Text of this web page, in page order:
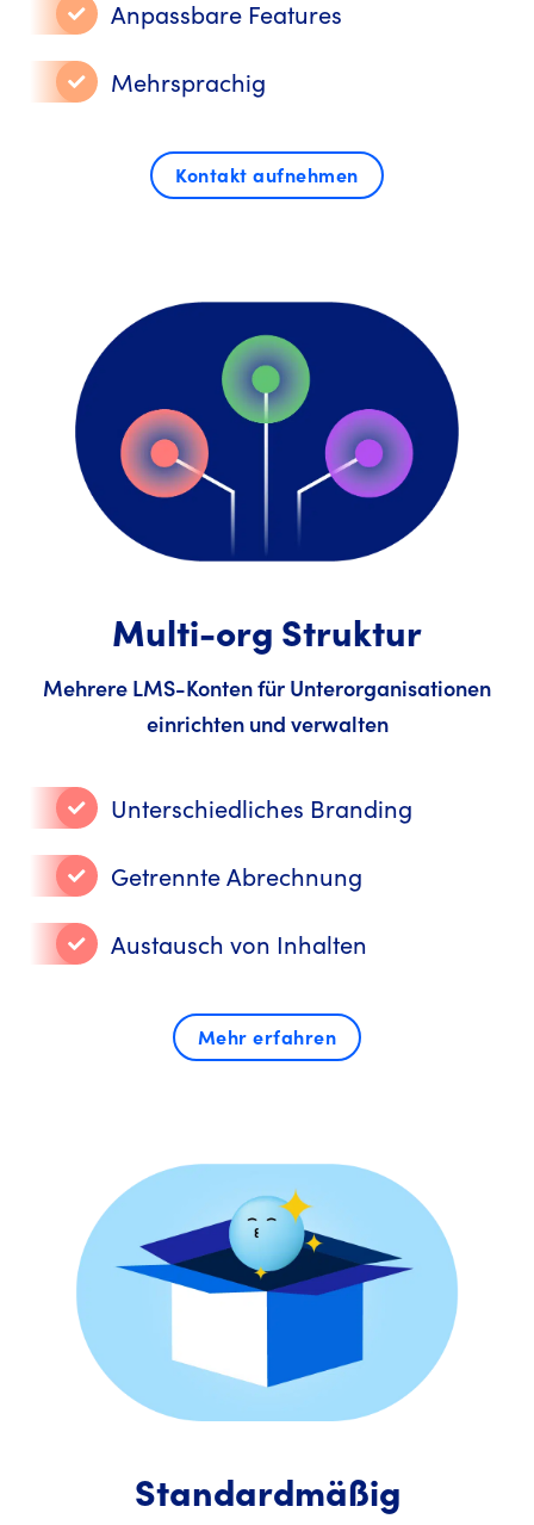
Anpassbare Features
Mehrsprachig
Kontakt aufnehmen
Multi-org Struktur
Mehrere LMS-Konten für Unterorganisationen
einrichten und verwalten
Unterschiedliches Branding
Getrennte Abrechnung
Austausch von Inhalten
Mehr erfahren
Standardmäßig